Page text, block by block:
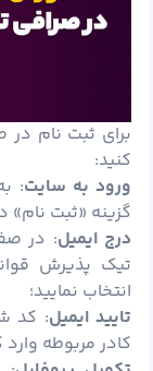
برای ثبت نام در
کنید:
ورود به سایت
گزینه «ثبت
درج ایمیل: در
تیک پذیرش
انتخاب نمایید؛
تایید ایمیل: کد
کادر مربوطه